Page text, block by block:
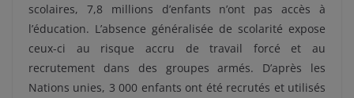
scolaires, 7,8 millions d’enfants n’ont pas accès à
l’éducation. L’absence généralisée de scolarité expose
ceux-ci au risque accru de travail forcé et au
recrutement dans des groupes armés. D’après les
Nations unies, 3 000 enfants ont été recrutés et utilisés